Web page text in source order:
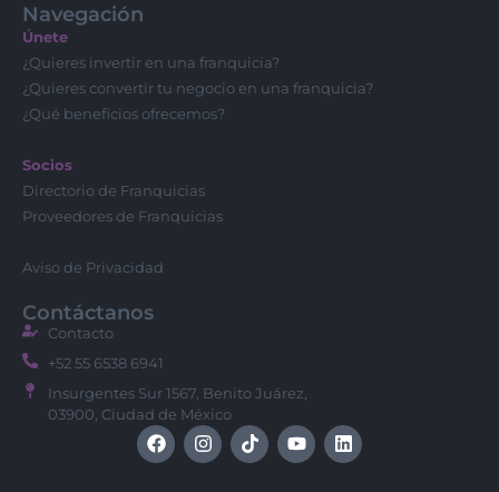
Navegación
Únete
¿Quieres invertir en una franquicia?
¿Quieres convertir tu negocio en una franquicia?
¿Qué beneficios ofrecemos?
Socios
Directorio de Franquicias
Proveedores de Franquicias
Aviso de Privacidad
Contáctanos
Contacto
+52 55 6538 6941
Insurgentes Sur 1567, Benito Juárez,
03900, Ciudad de México